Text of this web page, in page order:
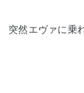
突然エヴァに乗